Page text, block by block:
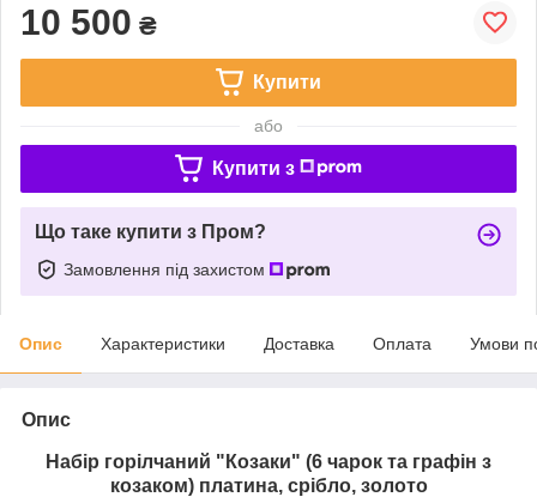
10 500 ₴
Купити
або
Купити з
Що таке купити з Пром?
Замовлення під захистом
Опис Характеристики Доставка Оплата Умови
Опис
Набір горілчаний "Козаки" (6 чарок та графін з
козаком) платина, срібло, золото